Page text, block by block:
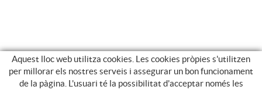
Aquest lloc web utilitza cookies. Les cookies pròpies s'utilitzen
per millorar els nostres serveis i assegurar un bon funcionament
de la pàgina. L'usuari té la possibilitat d'acceptar només les